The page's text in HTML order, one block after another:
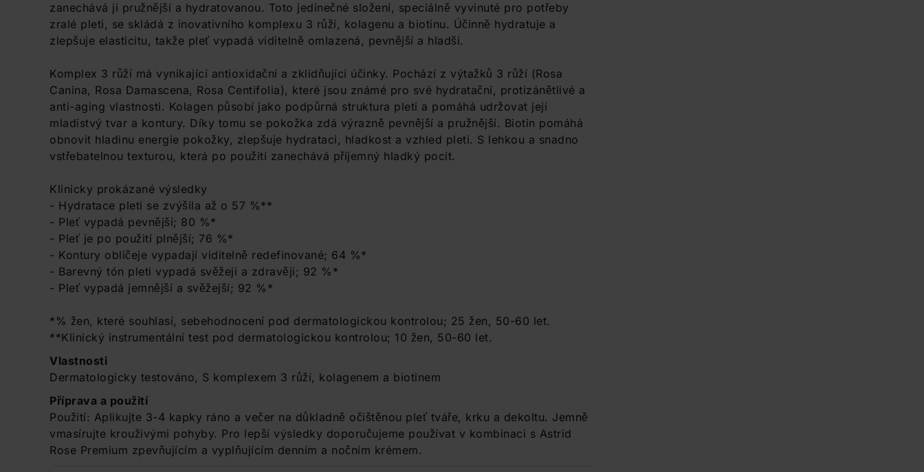
zanechává ji pružnější a hydratovanou. Toto jedinečné složení, speciálně vyvinuté pro potřeby
zralé pleti, se skládá z inovativního komplexu 3 růží, kolagenu a biotinu. Účinně hydratuje a
zlepšuje elasticitu, takže pleť vypadá viditelně omlazená, pevnější a hladší.
Komplex 3 růží má vynikající antioxidační a zklidňující účinky. Pochází z výtažků 3 růží (Rosa
Canina, Rosa Damascena, Rosa Centifolia), které jsou známé pro své hydratační, protizánětlivé a
anti-aging vlastnosti. Kolagen působí jako podpůrná struktura pleti a pomáhá udržovat její
mladistvý tvar a kontury. Díky tomu se pokožka zdá výrazně pevnější a pružnější. Biotin pomáhá
obnovit hladinu energie pokožky, zlepšuje hydrataci, hladkost a vzhled pleti. S lehkou a snadno
vstřebatelnou texturou, která po použití zanechává příjemný hladký pocit.
Klinicky prokázané výsledky
- Hydratace pleti se zvýšila až o 57 %**
- Pleť vypadá pevnější; 80 %*
- Pleť je po použití plnější; 76 %*
- Kontury obličeje vypadají viditelně redefinované; 64 %*
- Barevný tón pleti vypadá svěžeji a zdravěji; 92 %*
- Pleť vypadá jemnější a svěžejší; 92 %*
*% žen, které souhlasí, sebehodnocení pod dermatologickou kontrolou; 25 žen, 50-60 let.
**Klinický instrumentální test pod dermatologickou kontrolou; 10 žen, 50-60 let.
Vlastnosti
Dermatologicky testováno, S komplexem 3 růží, kolagenem a biotinem
Příprava a použití
Použití: Aplikujte 3-4 kapky ráno a večer na důkladně očištěnou pleť tváře, krku a dekoltu. Jemně
vmasírujte krouživými pohyby. Pro lepší výsledky doporučujeme používat v kombinaci s Astrid
Rose Premium zpevňujícím a vyplňujícím denním a nočním krémem.